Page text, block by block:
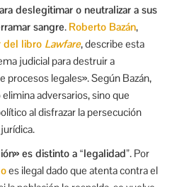
deslegitimar o neutralizar a sus
sangre. Roberto Bazán,
del libro Lawfare, describe esta
judicial para destruir a
legales». Según Bazán,
adversarios, sino que
al disfrazar la persecución
es distinto a “legalidad”. Por
es ilegal dado que atenta contra el